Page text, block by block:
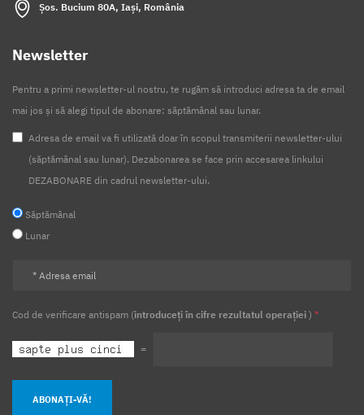
Șos. Bucium 80A, Iași, România
Newsletter
Pentru a primi newsletter-ul nostru, te rugăm să introduci adresa ta de email
mai jos și să alegi tipul de abonare: săptămânal sau lunar.
Adresa de email va fi utilizată doar în scopul transmiterii newsletter-ului
(săptămânal sau lunar). Dezabonarea se face prin accesarea linkului
DEZABONARE din cadrul newsletter-ului.
Săptămânal
Lunar
Cod de verificare antispam (introduceți în cifre rezultatul operației ) *
=
ABONAȚI-VĂ!